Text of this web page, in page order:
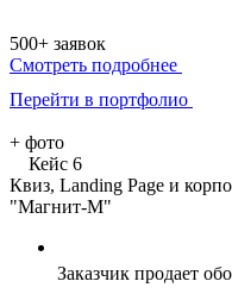
500+ заявок
Смотреть подробнее
Перейти в портфолио
+ фото
Кейс 6
Квиз, Landing Page и
"Магнит-М"
Заказчик продает